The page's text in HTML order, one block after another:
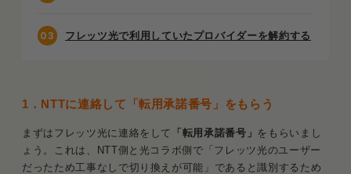
フレッツ光で利用していたプロバイダーを解約する
1． NTTに連絡して「転用承諾番号」をもらう
まずはフレッツ光に連絡をして 「転用承諾番号」 をもらいまし
ょう。これは、NTT側と光コラボ側で「フレッツ光のユーザー
だったため工事なしで切り換えが可能」であると識別するため